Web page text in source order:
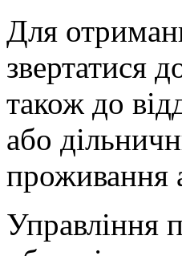
Для
звертатися
також до
або
проживання
Управління